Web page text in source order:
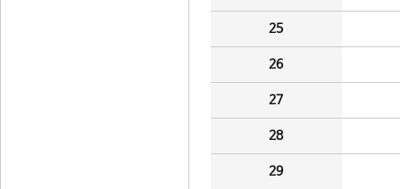
25
26
27
28
29